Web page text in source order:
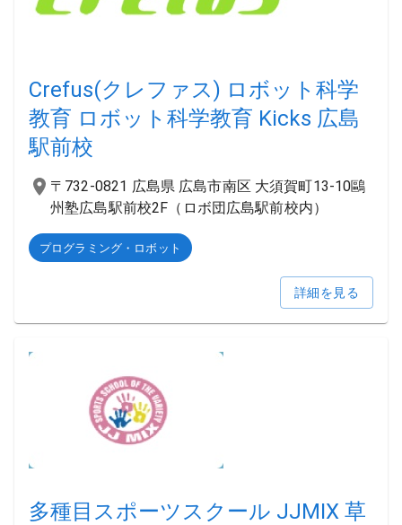
Crefus(クレファス) ロボット科学
教育 ロボット科学教育 Kicks 広島
駅前校
〒732-0821 広島県 広島市南区 大須賀町13-10鷗
州塾広島駅前校2F（ロボ団広島駅前校内）
プログラミング・ロボット
詳細を見る
多種目スポーツスクール JJMIX 草